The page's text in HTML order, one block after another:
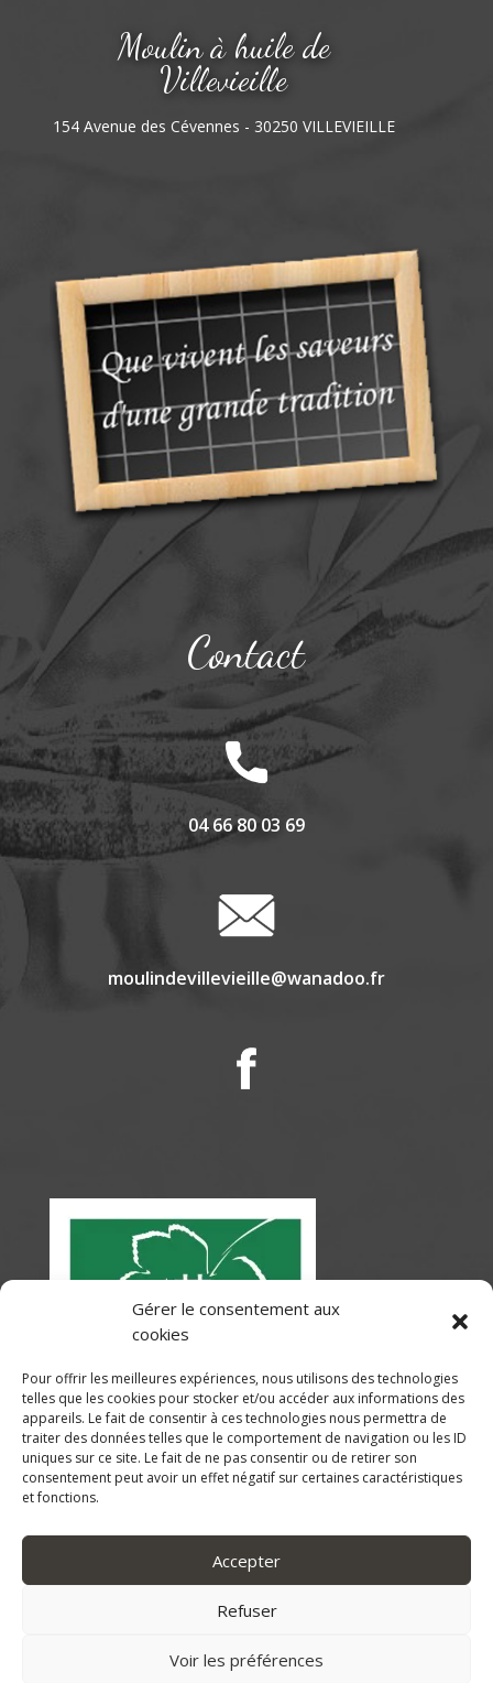
Gérer le consentement aux
cookies
Pour offrir les meilleures expériences, nous utilisons des technologies
telles que les cookies pour stocker et/ou accéder aux informations des
appareils. Le fait de consentir à ces technologies nous permettra de
traiter des données telles que le comportement de navigation ou les ID
uniques sur ce site. Le fait de ne pas consentir ou de retirer son
consentement peut avoir un effet négatif sur certaines caractéristiques
et fonctions.
Accepter
Refuser
Voir les préférences
Moulin à huile de
Villevieille
154 Avenue des Cévennes - 30250 VILLEVIEILLE
Contact
04 66 80 03 69
moulindevillevieille@wanadoo.fr
Index LD création de sites internet &